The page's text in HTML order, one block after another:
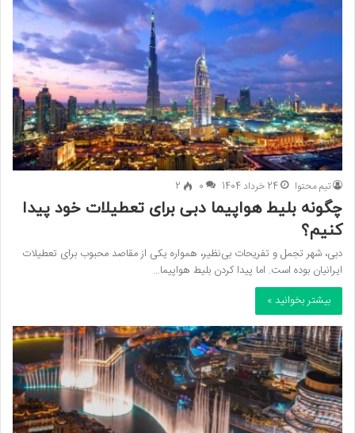
تیم محتوا 24 خرداد 1404 0
2
چگونه بلیط هواپیما دبی برای تعطیلات خود پیدا
کنیم؟
دبی، شهر تجمل و تفریحات بی‌نظیر، همواره یکی از مقاصد محبوب برای تعطیلات
ایرانیان بوده است. اما پیدا کردن بلیط هواپیما…
بیشتر بخوانید »